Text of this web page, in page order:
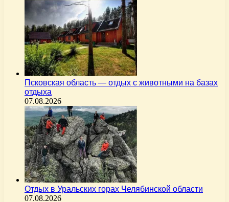
Псковская область — отдых с животными на базах
отдыха
07.08.2026
Отдых в Уральских горах Челябинской области
07.08.2026